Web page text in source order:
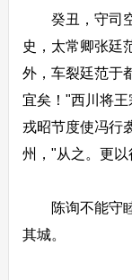
癸丑，守司空
史，太常卿张廷
外，车裂廷范于
宜矣！"西川将王
戎昭节度使冯行
州，"从之。更以
陈询不能守睦
其城。